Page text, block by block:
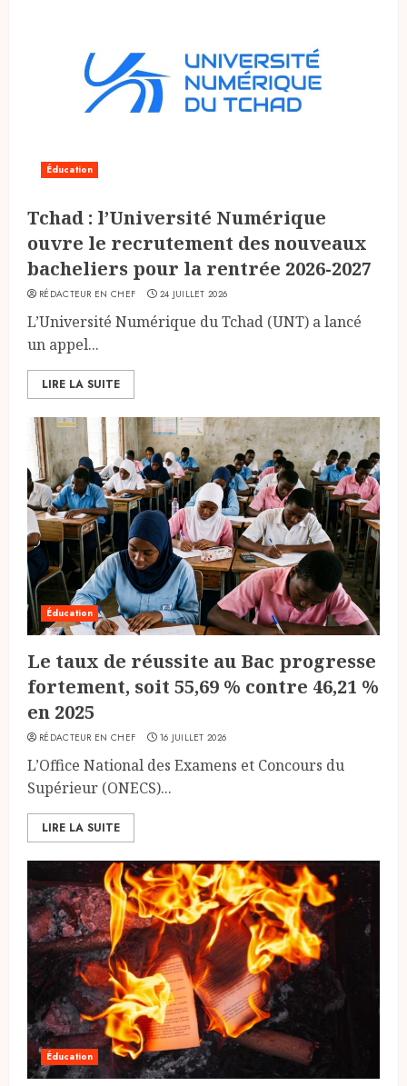
Éducation
Tchad : l’Université Numérique
ouvre le recrutement des nouveaux
bacheliers pour la rentrée 2026-2027
RÉDACTEUR EN CHEF 24 JUILLET 2026
L’Université Numérique du Tchad (UNT) a lancé
un appel...
LIRE LA SUITE
Éducation
Le taux de réussite au Bac progresse
fortement, soit 55,69 % contre 46,21 %
en 2025
RÉDACTEUR EN CHEF 16 JUILLET 2026
L’Office National des Examens et Concours du
Supérieur (ONECS)...
LIRE LA SUITE
Éducation